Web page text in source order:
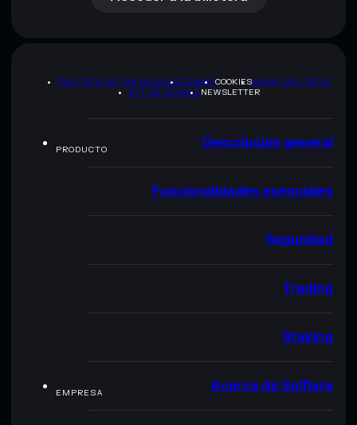
POLÍTICA DE PRIVACIDADTERMSCOOKIESMAPA DEL SITIO
KIT DE MARCA NEWSLETTER
PRODUCTO Descripción general
Funcionalidades esenciales
Seguridad
Trading
Staking
EMPRESA Acerca de Solflare